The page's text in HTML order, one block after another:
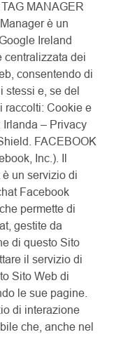
MANAGER
è un
Ireland
centralizzata dei
consentendo di
stessi e, se del
raccolti: Cookie e
Irlanda – Privacy
FACEBOOK
Inc.). Il
un servizio di
Facebook
permette di
gestite da
di questo Sito
il servizio di
Sito Web di
le sue pagine.
di interazione
che, anche nel